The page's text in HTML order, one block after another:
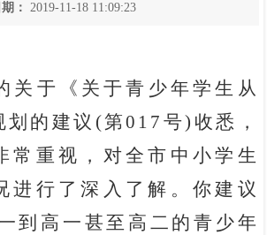
： 2019-11-18 11:09:23
关于《关于青少年学生从
划的建议(第017号)收悉，
常重视，对全市中小学生
进行了深入了解。你建议
到高一甚至高二的青少年